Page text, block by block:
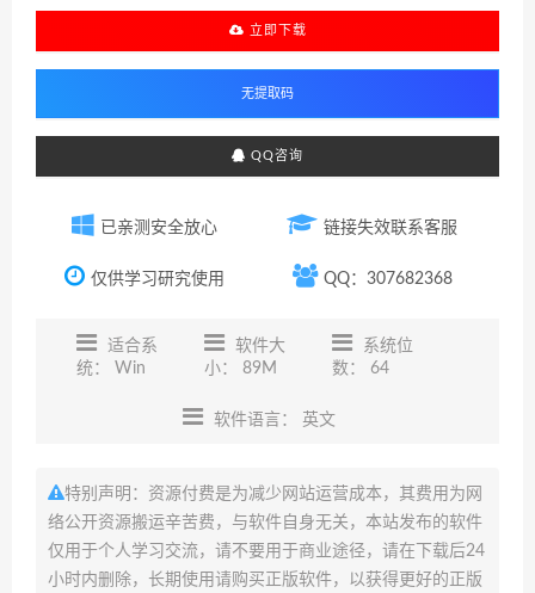
立即下载
QQ咨询
已亲测安全放心
仅供学习研究使用
链接失效联系客服
QQ：307682368
适合系
统： Win
软件大
小： 89M
系统位
数： 64
软件语言： 英文
特别声明：资源付费是为减少网站运营成本，其费用为网
络公开资源搬运辛苦费，与软件自身无关，本站发布的软件
仅用于个人学习交流，请不要用于商业途径，请在下载后24
小时内删除，长期使用请购买正版软件，以获得更好的正版